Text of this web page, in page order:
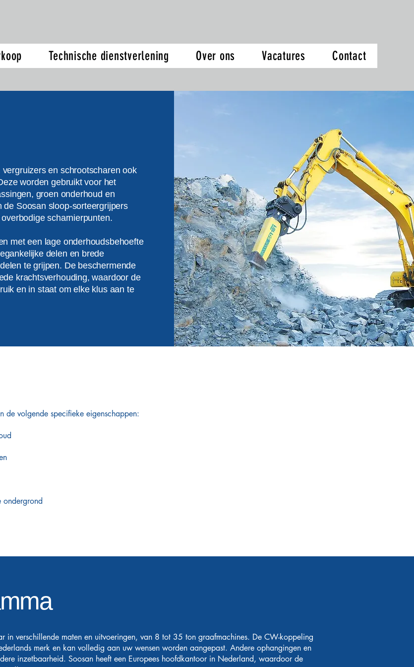
Technische dienstverlening Over ons Vacatures Contact
en schrootscharen ook
worden gebruikt voor het
groen onderhoud en
Soosan sloop-sorteergrijpers
scharnierpunten.
met een lage onderhoudsbehoefte
delen en brede
te grijpen. De beschermende
krachtsverhouding, waardoor de
en in staat om elke klus aan te
de volgende specifieke eigenschappen:
in verschillende maten en uitvoeringen, van 8 tot 35 ton graafmachines. De CW-koppeling
merk en kan volledig aan uw wensen worden aangepast. Andere ophangingen en
inzetbaarheid. Soosan heeft een Europees hoofdkantoor in Nederland, waardoor de